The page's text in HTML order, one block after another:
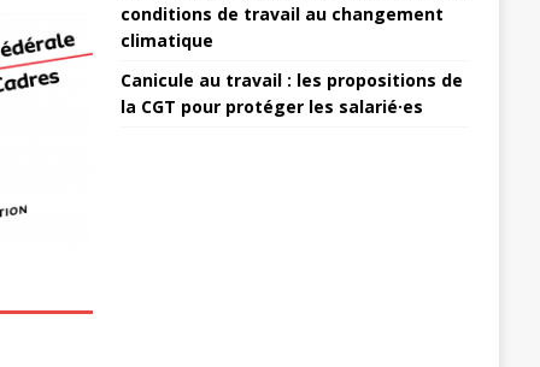
conditions de travail au changement
climatique
Canicule au travail : les propositions de
la CGT pour protéger les salarié·es